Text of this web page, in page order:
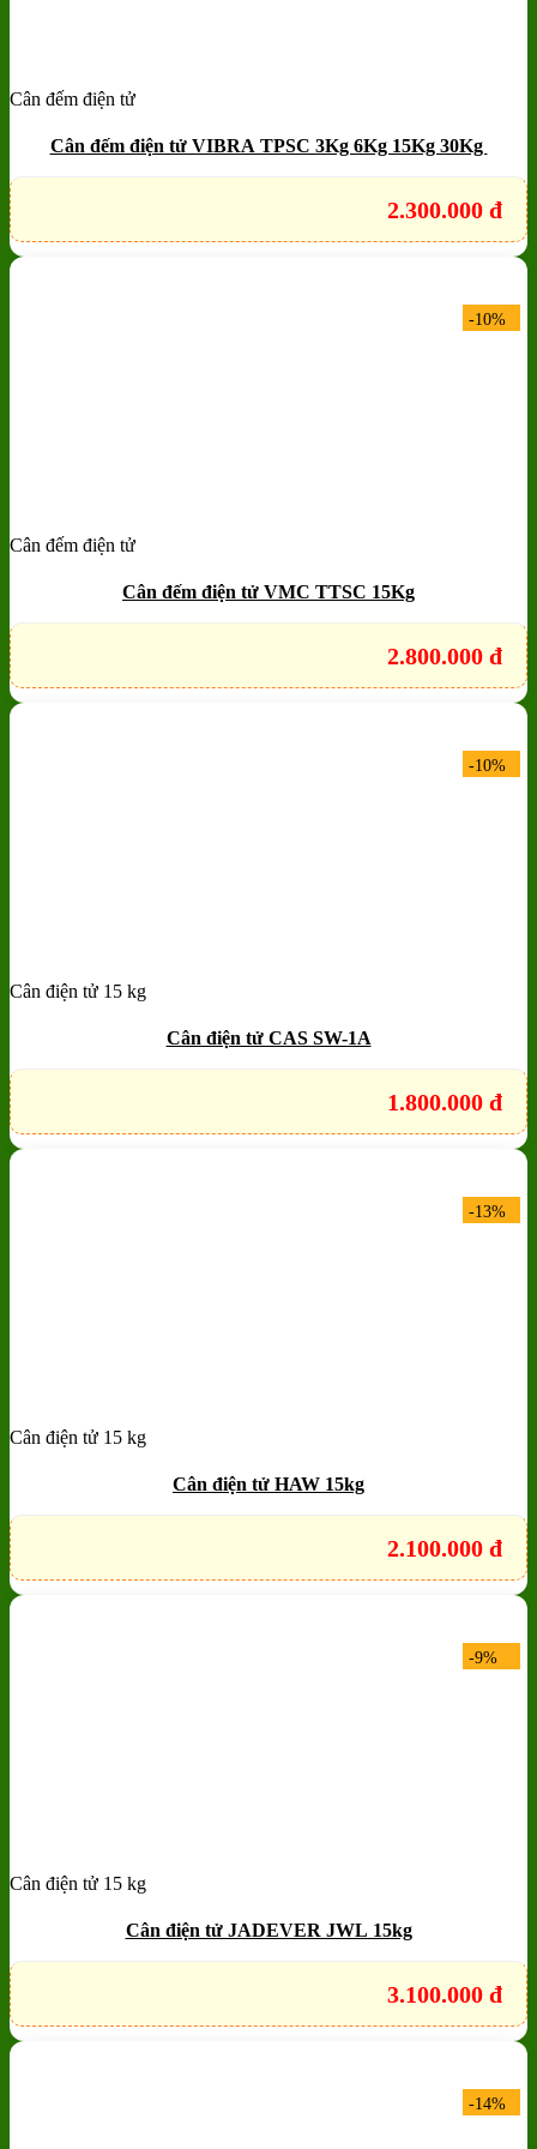
Add to wishlist
Cân đếm điện tử
Cân đếm điện tử VIBRA TPSC 3Kg 6Kg 15Kg 30Kg
2.300.000 đ
-10%
Add to wishlist
Cân đếm điện tử
Cân đếm điện tử VMC TTSC 15Kg
2.800.000 đ
-10%
Add to wishlist
Cân điện tử 15 kg
Cân điện tử CAS SW-1A
1.800.000 đ
-13%
Add to wishlist
Cân điện tử 15 kg
Cân điện tử HAW 15kg
2.100.000 đ
-9%
Add to wishlist
Cân điện tử 15 kg
Cân điện tử JADEVER JWL 15kg
3.100.000 đ
-14%